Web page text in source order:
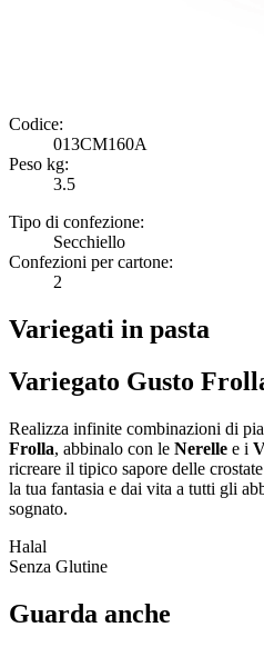
Codice:
013CM160A
Peso kg:
3.5
Tipo di confezione:
Secchiello
Confezioni per cartone:
2
Variegati in pasta
Variegato Gusto
Realizza infinite combinazioni di
Frolla, abbinalo con le Nerelle e i
ricreare il tipico sapore delle
la tua fantasia e dai vita a tutti gli
sognato.
Halal
Senza Glutine
Guarda anche